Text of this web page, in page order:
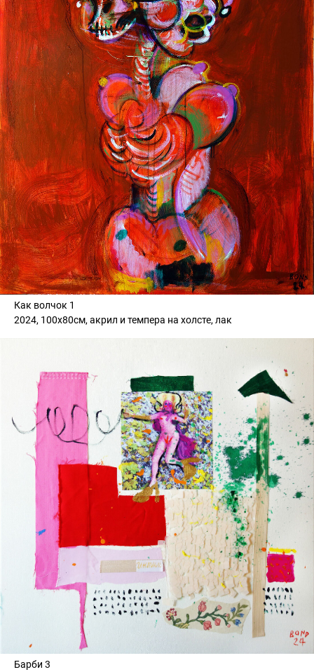
Как волчок 1
2024, 100х80см, акрил и темпера на холсте, лак
Барби 3